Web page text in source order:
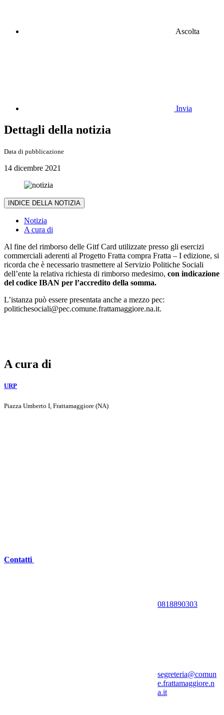
Ascolta
Invia
Dettagli della notizia
Data di pubblicazione
14 dicembre 2021
INDICE DELLA NOTIZIA
Notizia
A cura di
Al fine del rimborso delle Gitf Card utilizzate presso gli esercizi
commerciali aderenti al Progetto Fratta compra Fratta – I edizione, si
ricorda che è necessario trasmettere al Servizio Politiche Sociali
dell’ente la relativa richiesta di rimborso medesimo, con indicazione
del codice IBAN per l’accredito della somma.
L’istanza può essere presentata anche a mezzo pec:
politichesociali@pec.comune.frattamaggiore.na.it.
A cura di
URP
Piazza Umberto I, Frattamaggiore (NA)
Contatti
0818890303
segreteria@comun
e.frattamaggiore.n
a.it